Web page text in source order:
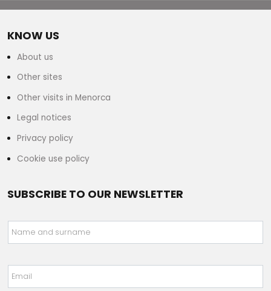
KNOW US
About us
Other sites
Other visits in Menorca
Legal notices
Privacy policy
Cookie use policy
SUBSCRIBE TO OUR NEWSLETTER
Name and surname
Email